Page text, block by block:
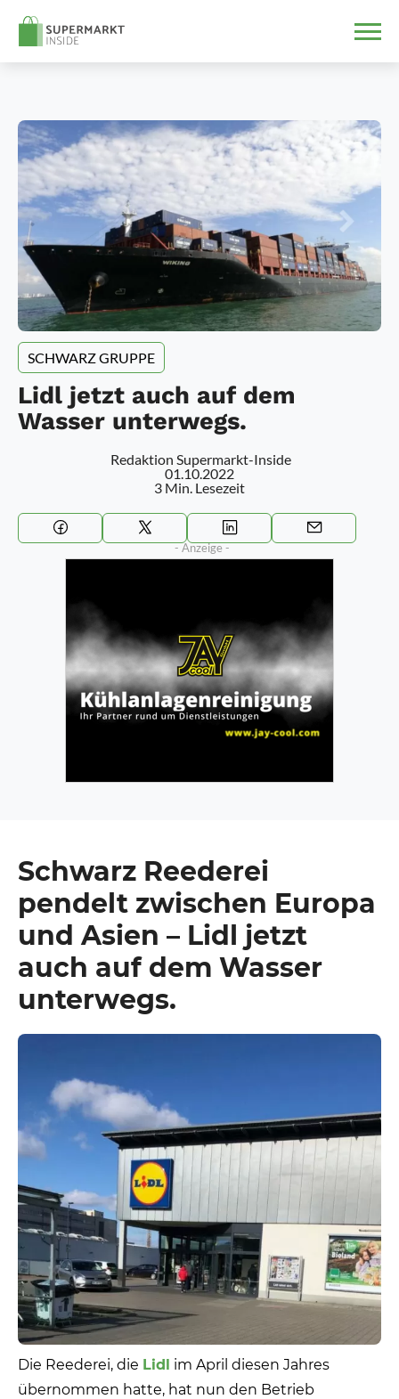
SCHWARZ GRUPPE
Lidl jetzt auch auf dem
Wasser unterwegs.
Redaktion Supermarkt-Inside
01.10.2022
3 Min. Lesezeit
Schwarz Reederei
pendelt zwischen Europa
und Asien – Lidl jetzt
auch auf dem Wasser
unterwegs.
Die Reederei, die Lidl im April diesen Jahres
übernommen hatte, hat nun den Betrieb